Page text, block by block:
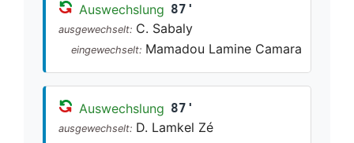
Auswechslung 87'
ausgewechselt: C. Sabaly
eingewechselt: Mamadou Lamine Camara
Auswechslung 87'
ausgewechselt: D. Lamkel Zé